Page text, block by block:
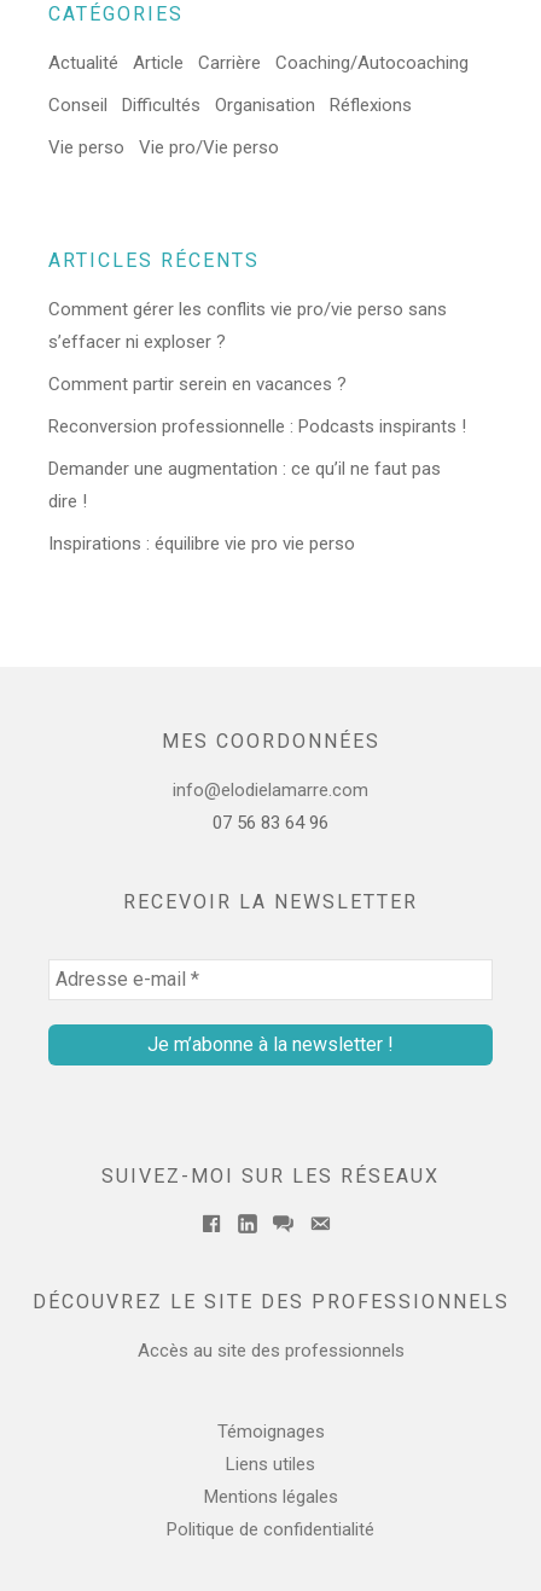
CATÉGORIES
Actualité Article Carrière
Coaching/Autocoaching
Conseil
Difficultés Organisation
Réflexions
Vie perso
Vie pro/Vie perso
ARTICLES RÉCENTS
Comment gérer les conflits vie pro/vie perso sans
s’effacer ni exploser ?
Comment partir serein en vacances ?
Reconversion professionnelle : Podcasts inspirants !
Demander une augmentation : ce qu’il ne faut pas
dire !
Inspirations : équilibre vie pro vie perso
MES COORDONNÉES
info@elodielamarre.com
07 56 83 64 96
RECEVOIR LA NEWSLETTER
SUIVEZ-MOI SUR LES RÉSEAUX
FacebookLinkedinmessenger
DÉCOUVREZ LE SITE DES PROFESSIONNELS
Accès au site des professionnels
Témoignages
Liens utiles
Mentions légales
Politique de confidentialité